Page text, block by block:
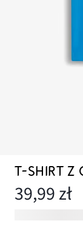
T-SHIRT Z
39,99 zł